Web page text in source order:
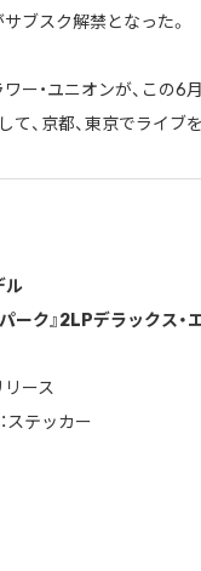
ブスク解禁となった。
ー・ユニオンが、この6
て、京都、東京でライブ
ル
パーク』2LPデラックス
ース
ステッカー